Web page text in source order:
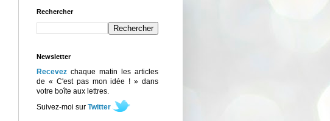
Rechercher
Newsletter
Recevez chaque matin les articles
de « C'est pas mon idée ! » dans
votre boîte aux lettres.
Suivez-moi sur Twitter